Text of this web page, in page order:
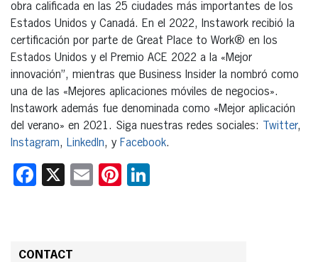
obra calificada en las 25 ciudades más importantes de los
Estados Unidos y Canadá. En el 2022, Instawork recibió la
certificación por parte de Great Place to Work® en los
Estados Unidos y el Premio ACE 2022 a la «Mejor
innovación”, mientras que Business Insider la nombró como
una de las «Mejores aplicaciones móviles de negocios».
Instawork además fue denominada como «Mejor aplicación
del verano» en 2021. Siga nuestras redes sociales:
Twitter,
Instagram, LinkedIn, y Facebook.
Facebook
X EmailPinterest
CONTACT